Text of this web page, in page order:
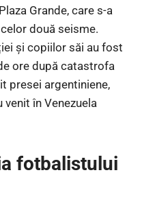
Grande, care s-a
două seisme.
și copiilor săi au fost
ore după catastrofa
presei argentiniene,
în Venezuela
fotbalistului